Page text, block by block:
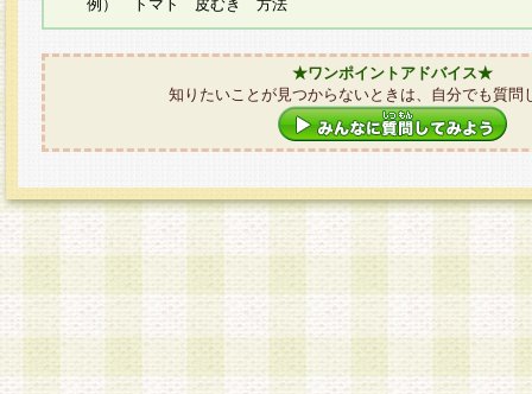
例） トマト 皮むき 方法
★ワンポイントアドバイス★
知りたいことが見つからないときは、自分でも質問